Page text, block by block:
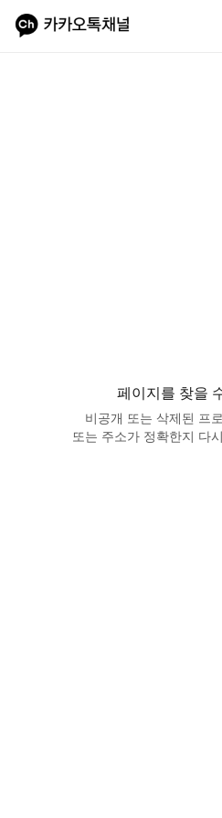
페이지를 찾을
비공개 또는 삭제된 프
또는 주소가 정확한지 다